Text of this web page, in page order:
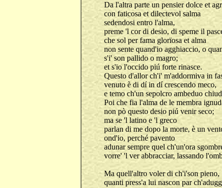
Da l'altra parte un pensier dolce et
con faticosa et dilectevol salma
sedendosi entro l'alma,
preme 'l cor di desio, di speme il
che sol per fama glorïosa et alma
non sente quand'io agghiaccio, o
s'i' son pallido o magro;
et s'io l'occido piú forte rinasce.
Questo d'allor ch'i' m'addormiva in
venuto è di dí in dí crescendo meco,
e temo ch'un sepolcro ambeduo
Poi che fia l'alma de le membra
non pò questo desio piú venir seco;
ma se 'l latino e 'l greco
parlan di me dopo la morte, è un
ond'io, perché pavento
adunar sempre quel ch'un'ora
vorre' 'l ver abbracciar, lassando
Ma quell'altro voler di ch'i'son pieno,
quanti press'a lui nascon par